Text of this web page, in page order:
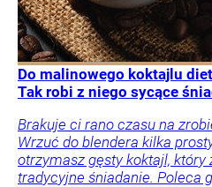
Do malinowego koktajlu
Tak robi z niego sycące
Brakuje ci rano czasu na
Wrzuć do blendera kilka
otrzymasz gęsty koktajl,
tradycyjne śniadanie. Poleca